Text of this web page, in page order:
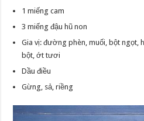
1 miếng cam
3 miếng đậu hũ non
Gia vị: đường phèn, muối, bột ngọt,
bột, ớt tươi
Dầu điều
Gừng, sả, riềng